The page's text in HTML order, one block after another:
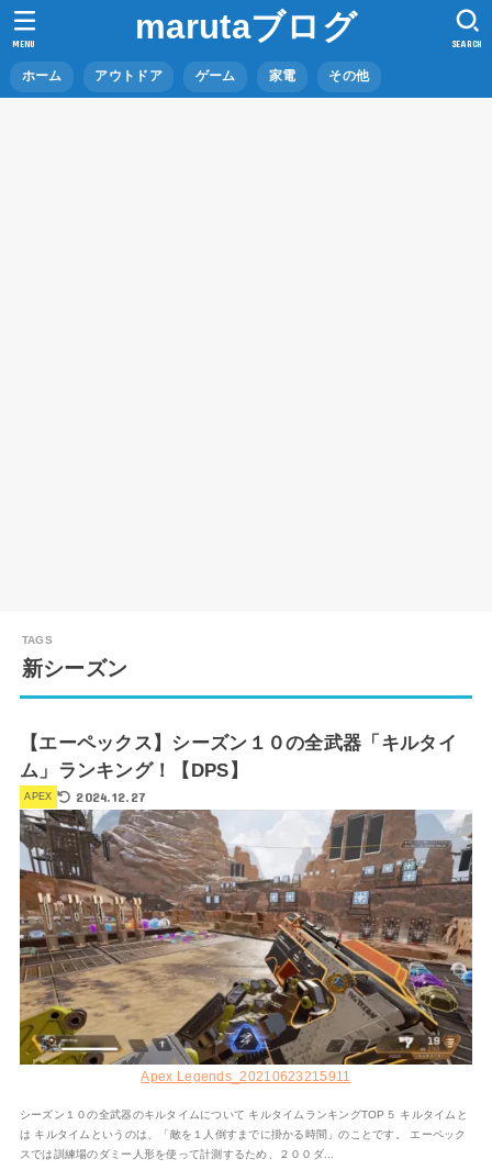
marutaブログ
ホーム アウトドア ゲーム 家電 その他
SEARCH
MENU
新シーズン
【エーペックス】シーズン１０の全武器「キルタイ
ム」ランキング！【DPS】
APEX 2024.12.27
Apex Legends_20210623215911
シーズン１０の全武器のキルタイムについて キルタイムランキングTOP５ キルタイムと
は キルタイムというのは、「敵を１人倒すまでに掛かる時間」のことです。 エーペック
スでは訓練場のダミー人形を使って計測するため、２００ダ...